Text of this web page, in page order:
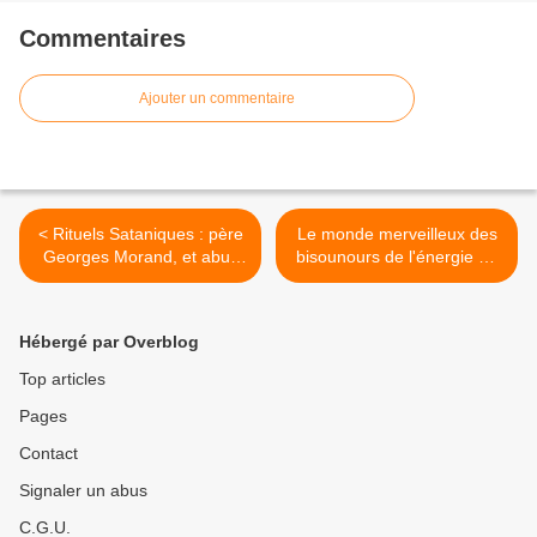
Commentaires
Ajouter un commentaire
< Rituels Sataniques : père
Georges Morand, et abus
en crimes rituels en
Le monde merveilleux des
bisounours de l'énergie au
niveau gouvernemental >
Hébergé par Overblog
Top articles
Pages
Contact
Signaler un abus
C.G.U.